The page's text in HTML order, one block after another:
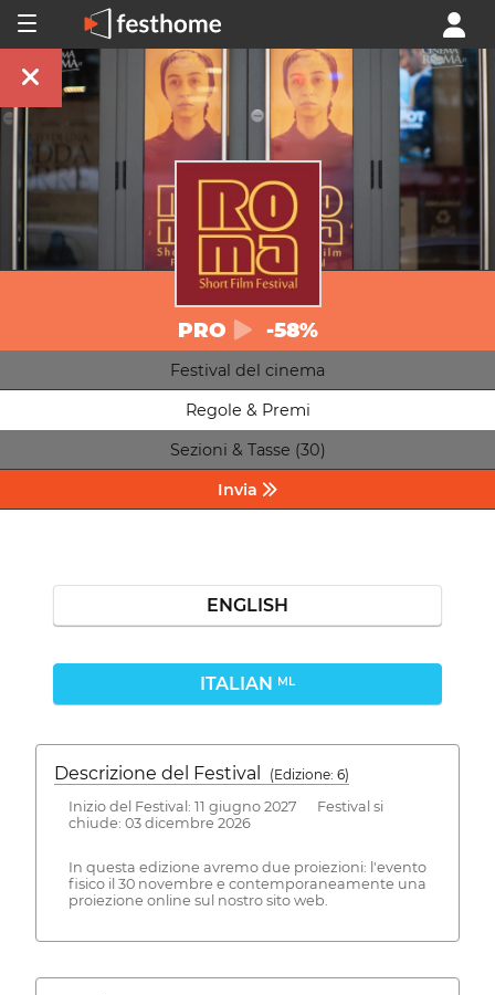
PRO -58%
Festival del cinema
Regole & Premi
Sezioni & Tasse (30)
Invia
ENGLISH
ITALIAN ML
Descrizione del Festival
( Edizione: 6)
Inizio del Festival: 11 giugno 2027 Festival si
chiude: 03 dicembre 2026
In questa edizione avremo due proiezioni: l'evento
fisico il 30 novembre e contemporaneamente una
proiezione online sul nostro sito web.